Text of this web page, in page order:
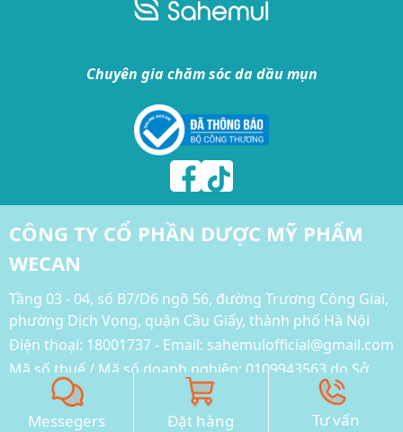
Chuyên gia chăm sóc da dầu mụn
CÔNG TY CỔ PHẦN DƯỢC MỸ PHẨM
WECAN
Tầng 03 - 04, số B7/D6 ngõ 56, đường Trương Công Giai,
phường Dịch Vọng, quận Cầu Giấy, thành phố Hà Nội
Điện thoại: 18001737 - Email: sahemulofficial@gmail.com
Mã số thuế / Mã số doanh nghiệp: 0109943563 do Sở
KHĐT Hà Nội cấp ngày 25/03/2022
Điều khoản & Chính sách
Messegers Đặt hàng Tư vấn